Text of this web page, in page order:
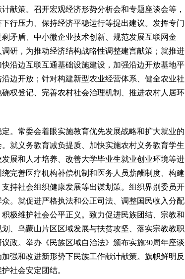
献策。召开宏观经济形势分析会和专题座谈会等，
行压力、保持经济平稳运行等提出建议。发挥专门
矛盾、中小微企业技术创新、规范发展互联网金
研，为推动经济结构战略性调整建言献策；就推进
沿边互联互通基础设施建设，加强沿边开放基地平
边开放；针对构建新型农业经营体系、健全农业社
权登记、完善农村社会治理机制、推进农村人居环
常委会着眼实施教育优先发展战略和扩大就业的
就义务教育减负提质、加快实施农村义务教育学生
展和人才培养、改善大学毕业生就业创业环境等进
完善医疗机构补偿机制和医务人员薪酬制度、构建
持社会组织健康发展等出谋划策。组织界别委员开
。就促进严格执法和公正司法、调整国民收入分配
极维护社会公平正义。致力促进民族团结、宗教和
、乌蒙山片区区域发展与扶贫攻坚、落实宗教教职
政。举办《民族区域自治法》颁布实施30周年座谈
强和改进新形势下民族工作献计献策。旗帜鲜明反
社会安定团结。